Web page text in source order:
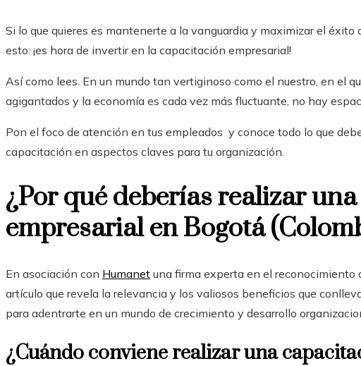
Si lo que quieres es mantenerte a la vanguardia y maximizar el éxito
esto: ¡es hora de invertir en la capacitación empresarial!
Así como lees. En un mundo tan vertiginoso como el nuestro, en el
agigantados y la economía es cada vez más fluctuante, no hay
Pon el foco de atención en tus empleados y conoce todo lo que
capacitación en aspectos claves para tu organización.
¿Por qué deberías realizar
empresarial enBogotá
En asociación con Humanet una firma experta en el
artículo que revela la relevancia y los valiosos beneficios que
para adentrarte en un mundo de crecimiento y desarrollo
¿Cuándo conviene realizar una